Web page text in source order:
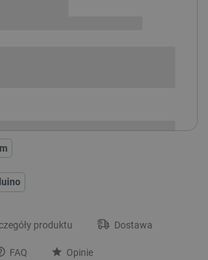
produktu Dostawa
FAQ Opinie